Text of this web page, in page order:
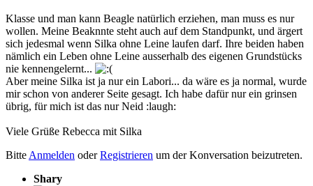
Klasse und man kann Beagle natürlich erziehen, man muss es nur
wollen. Meine Beaknnte steht auch auf dem Standpunkt, und ärgert
sich jedesmal wenn Silka ohne Leine laufen darf. Ihre beiden haben
nämlich ein Leben ohne Leine ausserhalb des eigenen Grundstücks
nie kennengelernt...
Aber meine Silka ist ja nur ein Labori... da wäre es ja normal, wurde
mir schon von anderer Seite gesagt. Ich habe dafür nur ein grinsen
übrig, für mich ist das nur Neid :laugh:
Viele Grüße Rebecca mit Silka
Bitte Anmelden oderRegistrieren um der Konversation beizutreten.
Shary